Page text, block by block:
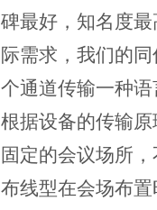
碑最好，知名度
际需求，我们的
个通道传输一种语
根据设备的传输
固定的会议场所
布线型在会场布